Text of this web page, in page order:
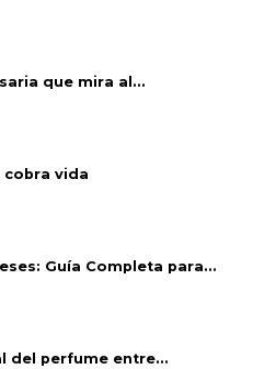
que mira al...
vida
Guía Completa para...
del perfume entre...